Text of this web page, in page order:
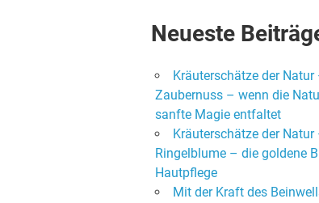
Neueste
Kräuterschätze der Natur
Zaubernuss – wenn die
sanfte Magie entfaltet
Kräuterschätze der Natur
Ringelblume – die goldene
Hautpflege
Mit der Kraft des